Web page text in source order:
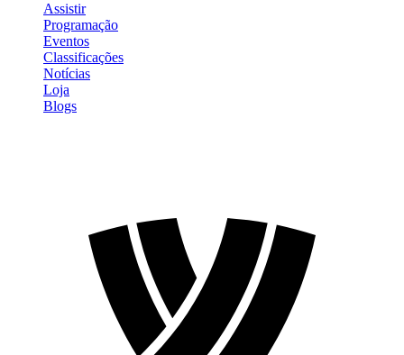
Assistir
Programação
Eventos
Classificações
Notícias
Loja
Blogs